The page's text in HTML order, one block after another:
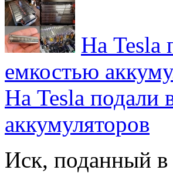
На Tesla
емкостью
На Tesla подали
аккумуляторов
Иск, поданный в